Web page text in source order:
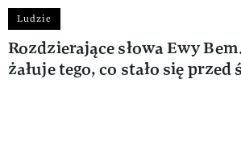
Ludzie
Rozdzierające słowa Ewy
żałuje tego, co stało się